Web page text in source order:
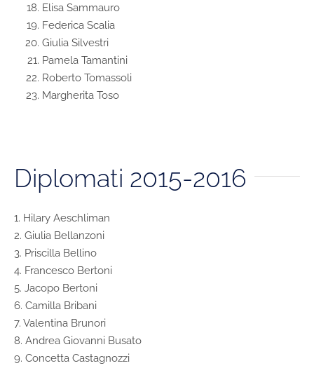
Elisa Sammauro
Federica Scalia
Giulia Silvestri
Pamela Tamantini
Roberto Tomassoli
Margherita Toso
Diplomati 2015-2016
1. Hilary Aeschliman
2. Giulia Bellanzoni
3. Priscilla Bellino
4. Francesco Bertoni
5. Jacopo Bertoni
6. Camilla Bribani
7. Valentina Brunori
8. Andrea Giovanni Busato
9. Concetta Castagnozzi